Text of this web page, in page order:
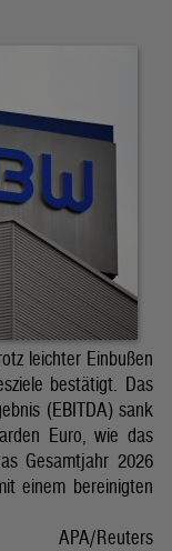
leichter Einbußen
bestätigt. Das
(EBITDA) sank
Euro, wie das
Gesamtjahr 2026
einem bereinigten
APA/Reuters